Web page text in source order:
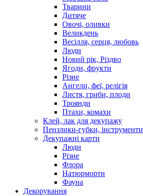
Тварини
Дитяче
Овочі, оливки
Великдень
Весілля, серця, любовь
Люди
Новий рік, Різдво
Ягоди, фрукти
Різне
Ангели, феї, релігія
Листя, гриби, плоди
Троянди
Птахи, комахи
Клей, лак для декупажу
Пензлики-губки, інструменти
Декупажні карти
Люди
Різне
Флора
Натюрморти
Фауна
Декорування